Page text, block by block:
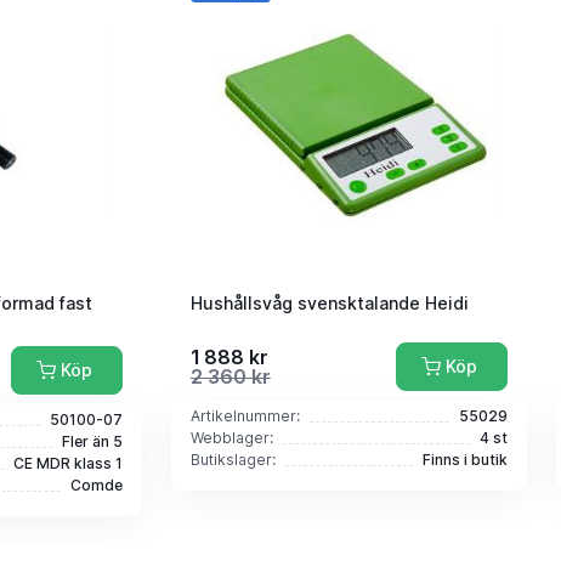
fast
Köp
50100-07
Fler än 5
CE MDR klass 1
Comde
Hushållsvåg svensktalande Heidi
1 888 kr
2 360 kr
Köp
Artikelnummer:
55029
Webblager:
4 st
Butikslager:
Finns i butik